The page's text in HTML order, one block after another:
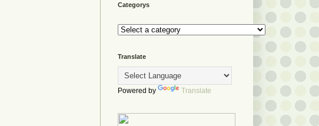
Categorys
Translate
Powered by Translate